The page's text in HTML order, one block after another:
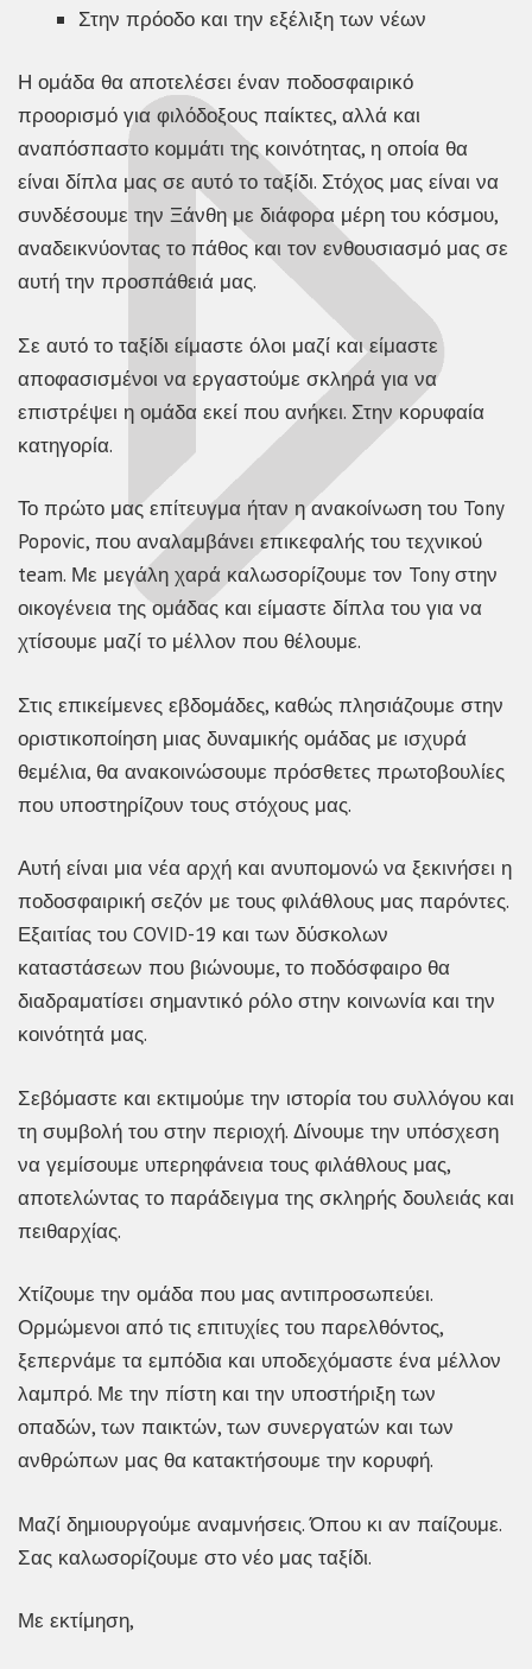
Στην πρόοδο και την εξέλιξη των νέων
Η ομάδα θα αποτελέσει έναν ποδοσφαιρικό
προορισμό για φιλόδοξους παίκτες, αλλά και
αναπόσπαστο κομμάτι της κοινότητας, η οποία θα
είναι δίπλα μας σε αυτό το ταξίδι. Στόχος μας είναι να
συνδέσουμε την Ξάνθη με διάφορα μέρη του κόσμου,
αναδεικνύοντας το πάθος και τον ενθουσιασμό μας σε
αυτή την προσπάθειά μας.
Σε αυτό το ταξίδι είμαστε όλοι μαζί και είμαστε
αποφασισμένοι να εργαστούμε σκληρά για να
επιστρέψει η ομάδα εκεί που ανήκει. Στην κορυφαία
κατηγορία.
Το πρώτο μας επίτευγμα ήταν η ανακοίνωση του Tony
Popovic, που αναλαμβάνει επικεφαλής του τεχνικού
team. Με μεγάλη χαρά καλωσορίζουμε τον Tony στην
οικογένεια της ομάδας και είμαστε δίπλα του για να
χτίσουμε μαζί το μέλλον που θέλουμε.
Στις επικείμενες εβδομάδες, καθώς πλησιάζουμε στην
οριστικοποίηση μιας δυναμικής ομάδας με ισχυρά
θεμέλια, θα ανακοινώσουμε πρόσθετες πρωτοβουλίες
που υποστηρίζουν τους στόχους μας.
Αυτή είναι μια νέα αρχή και ανυπομονώ να ξεκινήσει η
ποδοσφαιρική σεζόν με τους φιλάθλους μας παρόντες.
Εξαιτίας του COVID-19 και των δύσκολων
καταστάσεων που βιώνουμε, το ποδόσφαιρο θα
διαδραματίσει σημαντικό ρόλο στην κοινωνία και την
κοινότητά μας.
Σεβόμαστε και εκτιμούμε την ιστορία του συλλόγου και
τη συμβολή του στην περιοχή. Δίνουμε την υπόσχεση
να γεμίσουμε υπερηφάνεια τους φιλάθλους μας,
αποτελώντας το παράδειγμα της σκληρής δουλειάς και
πειθαρχίας.
Χτίζουμε την ομάδα που μας αντιπροσωπεύει.
Ορμώμενοι από τις επιτυχίες του παρελθόντος,
ξεπερνάμε τα εμπόδια και υποδεχόμαστε ένα μέλλον
λαμπρό. Με την πίστη και την υποστήριξη των
οπαδών, των παικτών, των συνεργατών και των
ανθρώπων μας θα κατακτήσουμε την κορυφή.
Μαζί δημιουργούμε αναμνήσεις. Όπου κι αν παίζουμε.
Σας καλωσορίζουμε στο νέο μας ταξίδι.
Με εκτίμηση,